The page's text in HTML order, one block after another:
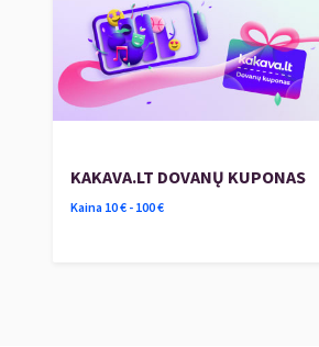
garsių
Čiurlionio preliudų
Kamerinio
KAKAVA.LT DOVANŲ KUPONAS
Kaina 10€ - 100€